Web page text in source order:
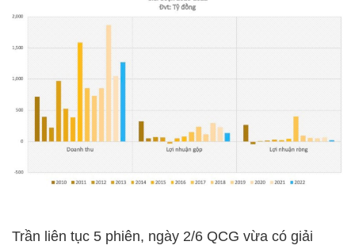
Trần liên tục 5 phiên, ngày 2/6 QCG vừa có giải